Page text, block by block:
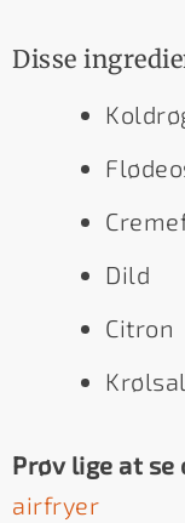
Disse
Dild
Citron
Prøv lige at
airfryer